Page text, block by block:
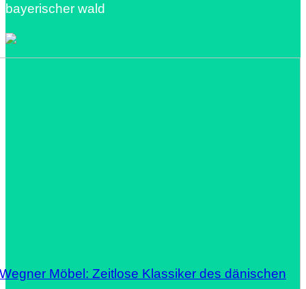
bayerischer wald
Möbel: Zeitlose Klassiker des dänischen